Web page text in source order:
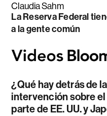
Claudia Sahm
La Reserva Federal
a la gente común
¿Qué hay detrás de
intervención sobre el
parte de EE. UU. y